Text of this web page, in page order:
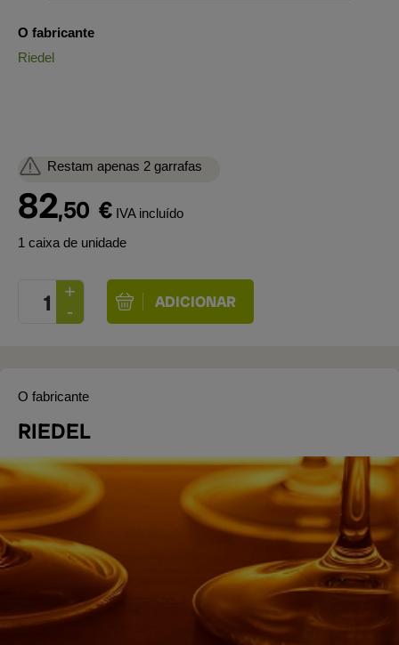
O fabricante
Riedel
Restam apenas 2 garrafas
82,50 € IVA incluído
1 caixa de unidade
O fabricante
RIEDEL